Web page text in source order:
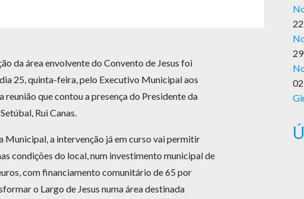
da área envolvente do Convento de Jesus foi
25, quinta-feira, pelo Executivo Municipal aos
reunião que contou a presença do Presidente da
Rui Canas.
Municipal, a intervenção já em curso vai permitir
condições do local, num investimento municipal de
com financiamento comunitário de 65 por
o Largo de Jesus numa área destinada